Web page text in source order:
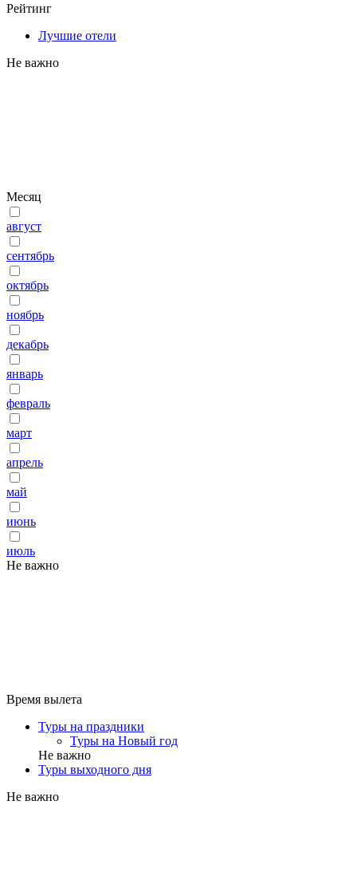
Рейтинг
Лучшие отели
Не важно
Месяц
август
сентябрь
октябрь
ноябрь
декабрь
январь
февраль
март
апрель
май
июнь
июль
Не важно
Время вылета
Туры на праздники
Туры на Новый год
Не важно
Туры выходного дня
Не важно